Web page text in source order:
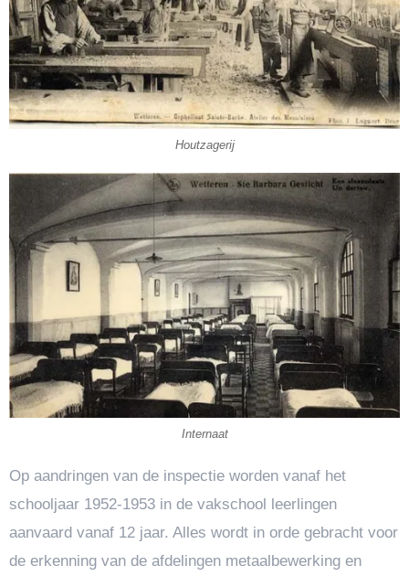
Houtzagerij
Internaat
Op aandringen van de inspectie worden vanaf het
schooljaar 1952-1953 in de vakschool leerlingen
aanvaard vanaf 12 jaar. Alles wordt in orde gebracht voor
de erkenning van de afdelingen metaalbewerking en